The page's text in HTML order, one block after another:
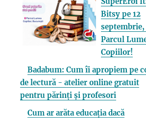
Bitsy pe 12
Parcul
Copiilor!
Badabum: Cum îi apropiem pe
de lectură - atelier online gratuit
pentru părinți și profesori
Cum ar arăta educația dacă